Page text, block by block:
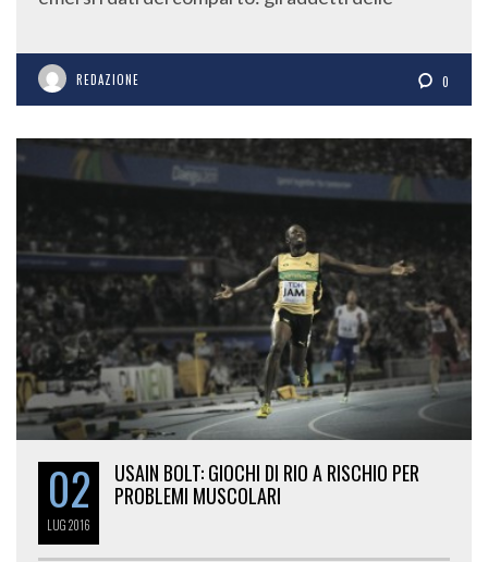
REDAZIONE 0
02
LUG2016
USAIN BOLT: GIOCHI DI RIO A RISCHIO PER
PROBLEMI MUSCOLARI